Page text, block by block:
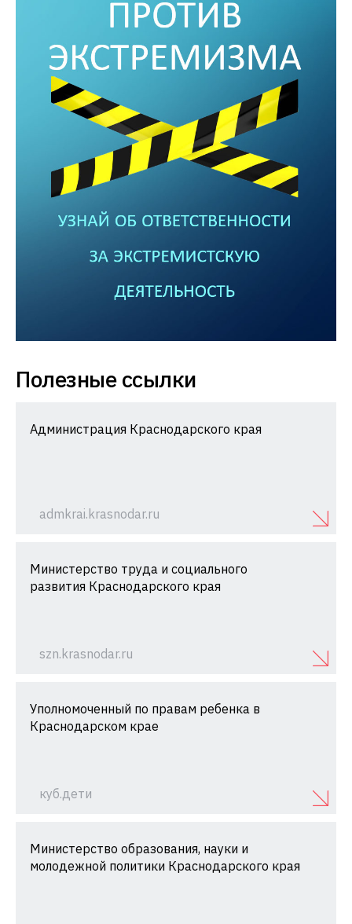
Полезные ссылки
Администрация Краснодарского края
admkrai.krasnodar.ru
Министерство труда и социального
развития Краснодарского края
szn.krasnodar.ru
Уполномоченный по правам ребенка в
Краснодарском крае
куб.дети
Министерство образования, науки и
молодежной политики Краснодарского края